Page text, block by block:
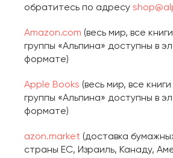
обратитесь по адресу
Amazon.com (весь мир, все
группы «Альпина» доступны в
формате)
Apple Books (весь мир, все
группы «Альпина» доступны в
формате)
azon.market (доставка
страны ЕС, Израиль, Канаду,